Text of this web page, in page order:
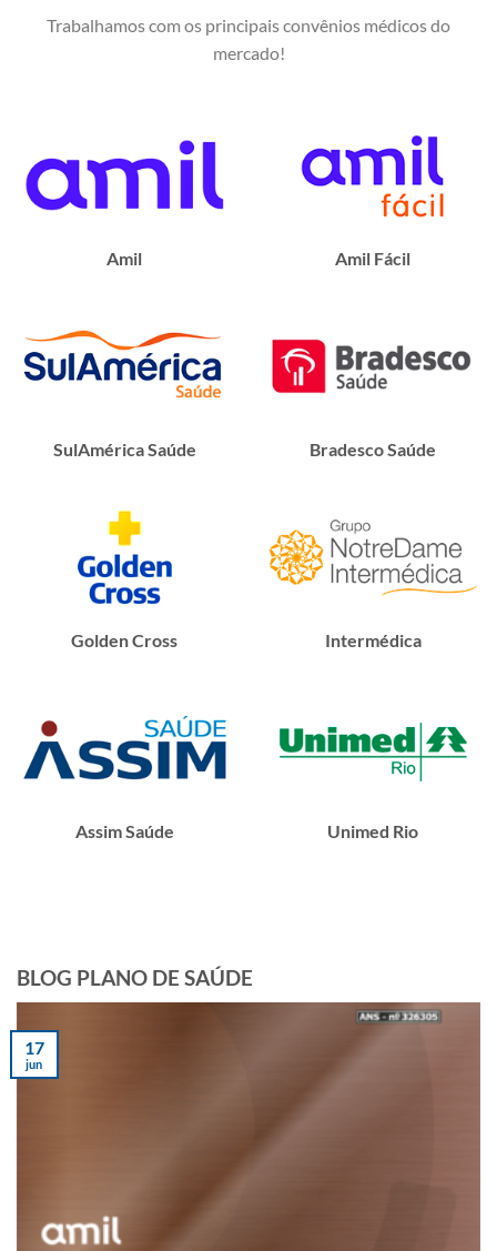
Trabalhamos com os principais convênios médicos do
mercado!
Amil Amil Fácil
SulAmérica Saúde Bradesco Saúde
Golden Cross Intermédica
Assim Saúde Unimed Rio
BLOG PLANO DE SAÚDE
17
jun